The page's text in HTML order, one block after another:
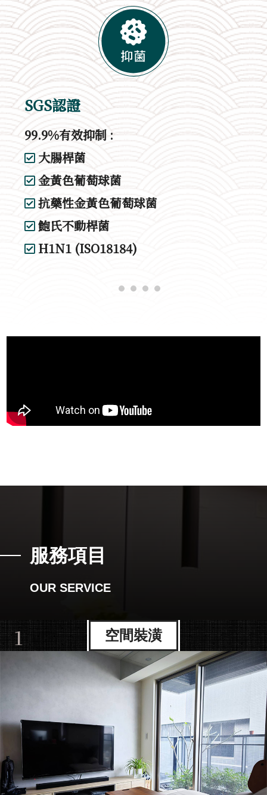
SGS認證
99.9%有效抑制 :
大腸桿菌
金黃色葡萄球菌
抗藥性金黃色葡萄球菌
鮑氏不動桿菌
H1N1 (ISO18184)
服務項目
OUR SERVICE
1 空間裝潢